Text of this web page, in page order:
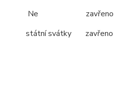
Ne zavřeno
státní svátky zavřeno